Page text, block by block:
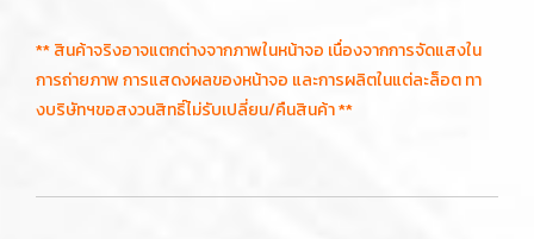
** สินค้าจริงอาจแตกต่างจากภาพในหน้าจอ เนื่องจากการจัดแสงใน
การถ่ายภาพ การแสดงผลของหน้าจอ และการผลิตในแต่ละล็อต ทา
งบริษัทฯขอสงวนสิทธิ์ไม่รับเปลี่ยน/คืนสินค้า **